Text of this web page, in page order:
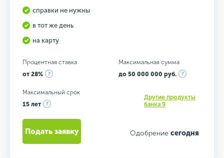
справки не нужны
в тот же день
на карту
Процентная ставка
от 28%
Максимальная сумма
до 50 000 000 руб.
Максимальный срок
15 лет
Другие продукты
банка 9
Одобрение сегодня
Подать заявку